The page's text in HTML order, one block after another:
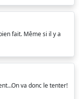
fait. Même si il y a
va donc le tenter!